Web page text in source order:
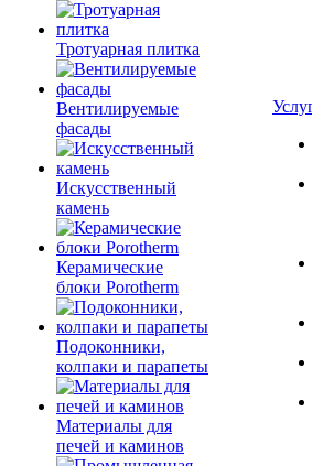
Тротуарная плитка
Вентилируемые
фасады
Искусственный
камень
Керамические
блоки Porotherm
Подоконники,
колпаки и парапеты
Материалы для
печей и каминов